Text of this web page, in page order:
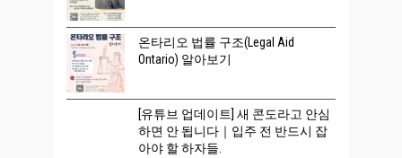
온타리오 법률 구조(Legal Aid
Ontario) 알아보기
[유튜브 업데이트] 새 콘도라고 안심
하면 안 됩니다｜입주 전 반드시 잡
아야 할 하자들.